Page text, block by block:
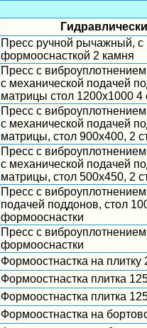
Пресс ручной рычажный, с
формооснасткой 2 камня
Пресс с
с механической подачей
матрицы стол 1200х1000 4
Пресс с
с механической подачей
матрицы, стол 900х400, 2
Пресс с
с механической подачей
матрицы, стол 500х450, 2
Пресс с
подачей поддонов, стол
формооснастки
Пресс с
формооснастки
Формоостнастка на
Формоостнастка плитка
Формоостнастка плитка
Формоостнастка на